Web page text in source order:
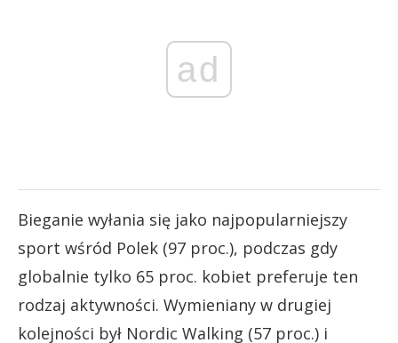
ad
Bieganie wyłania się jako najpopularniejszy
sport wśród Polek (97 proc.), podczas gdy
globalnie tylko 65 proc. kobiet preferuje ten
rodzaj aktywności. Wymieniany w drugiej
kolejności był Nordic Walking (57 proc.) i